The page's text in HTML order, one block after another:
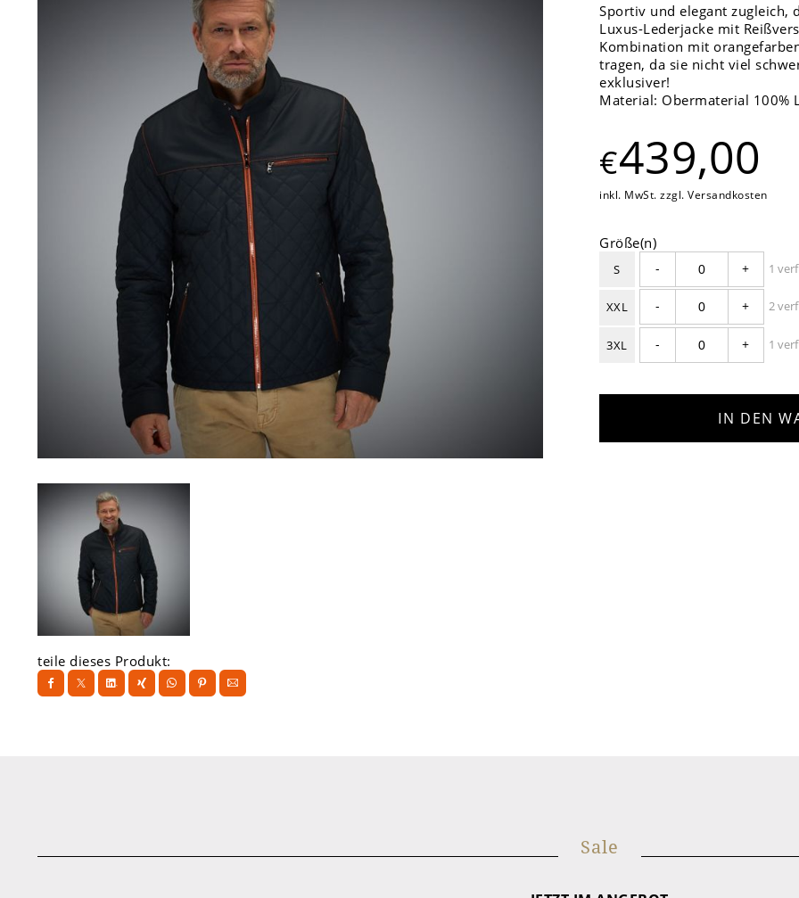
Sportiv und elegant zugleich,
Luxus-Lederjacke mit
Kombination mit
tragen, da sie nicht viel
exklusiver!
Material: Obermaterial 100%
€439,00
inkl. MwSt. zzgl. Versandkosten
Größe(n)
S - + 1
XXL - + 2
3XL - + 1
IN DEN
teile dieses Produkt:
Sale